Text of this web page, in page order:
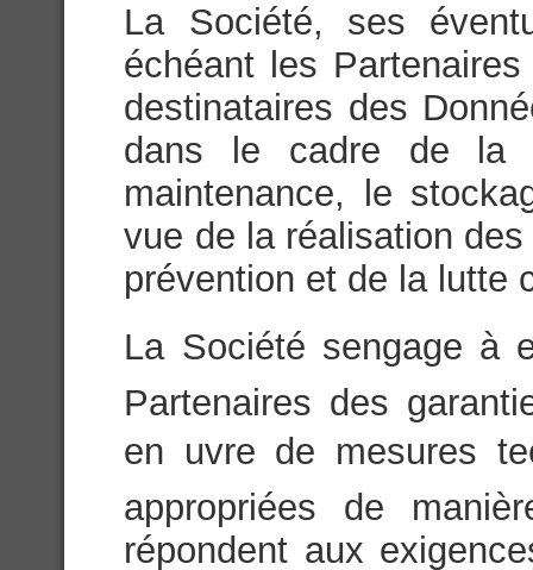
La Société, ses
échéant les
destinataires des
dans le cadre de la
maintenance, le
vue de la réalisation
prévention et de la lutte
La Société sengage
Partenaires des
en uvre de mesures
appropriées de
répondent aux